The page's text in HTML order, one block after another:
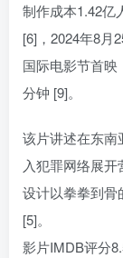
制作成本1.42亿
[6]，2024年8月
国际电影节首映
分钟 [9]。
该片讲述在东南
入犯罪网络展
设计以拳拳到骨
[5]。
影片IMDB评分